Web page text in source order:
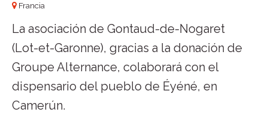
Francia
La asociación de Gontaud-de-Nogaret
(Lot-et-Garonne), gracias a la donación de
Groupe Alternance, colaborará con el
dispensario del pueblo de Éyéné, en
Camerún.